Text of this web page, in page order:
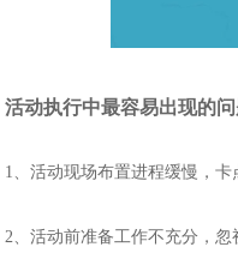
活动执行中最容易出现的
1、活动现场布置进程缓慢，卡
2、活动前准备工作不充分，忽